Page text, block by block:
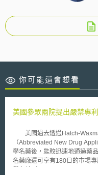
你可能還會想看
美國參眾兩院提出嚴禁專
美國過去透過Hatch-
（Abbreviated New Drug
學名藥後，能較迅速地通過藥
名藥廠還可享有180日的市場